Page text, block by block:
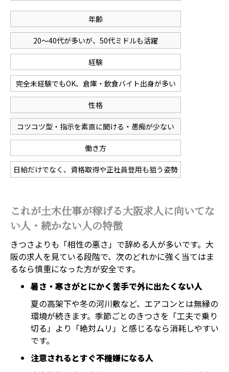
年齢
20〜40代が多いが、50代ミドルも活躍
経験
完全未経験でもOK、倉庫・飲食バイト出身が多い
性格
コツコツ型・指示を素直に聞ける・愚痴が少ない
働き方
日給だけでなく、資格取得や正社員登用も狙う姿勢
これが土木仕事が稼げる大阪求人に向いてな
い人・続かない人の特徴
きつさよりも「相性の悪さ」で辞める人が多いです。大
阪の求人を見ている段階で、次のどれかに強く当てはま
るなら慎重になった方が安全です。
暑さ・寒さがとにかく苦手で外に出たくない人
夏の高架下や冬の河川敷など、エアコンとは無縁の
環境が続きます。季節ごとのきつさを「工夫で乗り
切る」より「絶対ムリ」と感じるなら消耗しやすい
です。
注意されるとすぐ不機嫌になる人